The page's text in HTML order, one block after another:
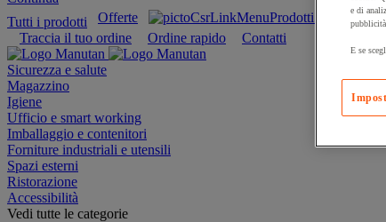
Tutti i prodotti
Offerte Prodotti sostenibili
Traccia il tuo ordine
Ordine rapido Contatti
Sicurezza e salute
Magazzino
Igiene
Ufficio e smart working
Imballaggio e contenitori
Forniture industriali e utensili
Spazi esterni
Ristorazione
Accessibilità
Vedi tutte le categorie
e di
E se